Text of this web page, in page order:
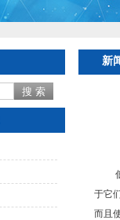
新
低
于它
而且